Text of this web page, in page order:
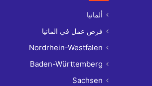
ألمانيا
فرص عمل في المانيا
Nordrhein-Westfalen
Baden-Württemberg
Sachsen